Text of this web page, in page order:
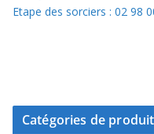
Etape des sorciers : 02 98
Catégories de